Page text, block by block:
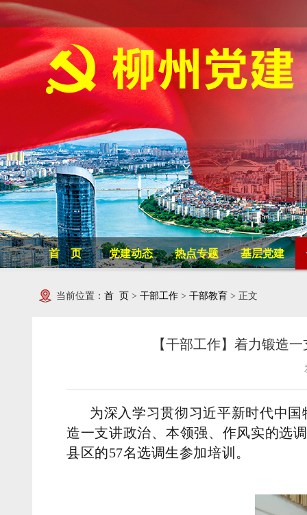
首 页 党建动态 热点专题 基层党建
当前位置： 首 页 > 干部工作 > 干部教育 > 正文
【干部工作】着力锻造
为深入学习贯彻习近平新时代中
造一支讲政治、本领强、作风实的选
县区的57名选调生参加培训。